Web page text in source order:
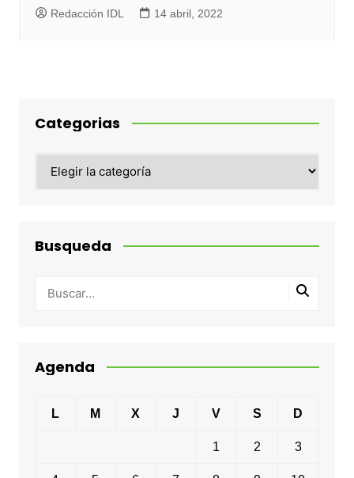
Redacción IDL 14 abril, 2022
Categorias
Busqueda
Agenda
L M X J V S D
1 2 3